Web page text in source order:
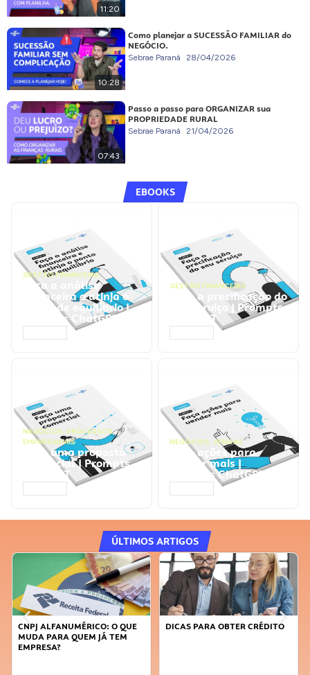
11:20
10:28
Como planejar a SUCESSÃO FAMILIAR do
NEGÓCIO.
Sebrae Paraná 28/04/2026
07:43
Passo a passo para ORGANIZAR sua
PROPRIEDADE RURAL
Sebrae Paraná 21/04/2026
EBOOKS
GESTÃO FINANCEIRA
Faça a análise
financeira e atinja o
ponto de equilíbrio |
Prompts ChatGPT
GESTÃO FINANCEIRA
Faça a precificação do
seu serviço | Prompts
ChatGPT
NEGÓCIOS, PROCESSOS
EMPRESARIAIS
Faça uma proposta
comercial | Prompts
ChatGPT
NEGÓCIOS, VENDAS
Faça ações para
vender mais |
Prompts ChatGPT
ÚLTIMOS ARTIGOS
CNPJ ALFANUMÉRICO: O QUE
MUDA PARA QUEM JÁ TEM
EMPRESA?
DICAS PARA OBTER CRÉDITO